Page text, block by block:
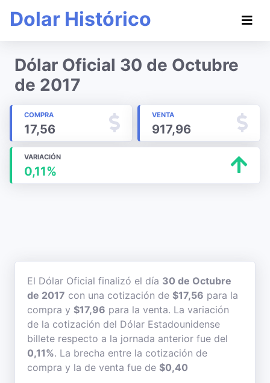
Dolar Histórico
Dólar Oficial 30 de Octubre
de 2017
COMPRA
17,56
VENTA
917,96
VARIACIÓN
0,11%
El Dólar Oficial finalizó el día 30 de Octubre
de 2017 con una cotización de $17,56 para la
compra y $17,96 para la venta. La variación
de la cotización del Dólar Estadounidense
billete respecto a la jornada anterior fue del
0,11%. La brecha entre la cotización de
compra y la de venta fue de $0,40